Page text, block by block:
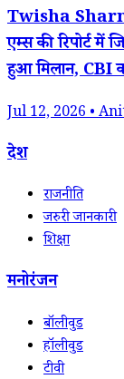
Twisha
एम्स की रिपोर्ट में
हुआ मिलान, CBI को
Jul 12, 2026 •
देश
राजनीति
जरुरी जानकारी
शिक्षा
मनोरंजन
बॉलीवुड
हॉलीवुड
टीवी